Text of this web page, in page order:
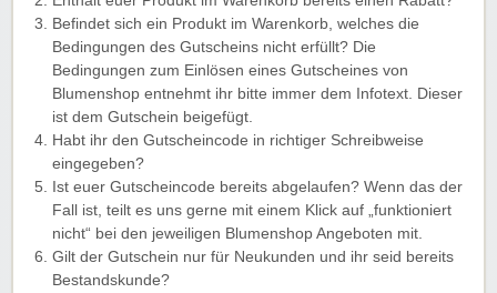
Befindet sich ein Produkt im Warenkorb, welches die
Bedingungen des Gutscheins nicht erfüllt? Die
Bedingungen zum Einlösen eines Gutscheines von
Blumenshop entnehmt ihr bitte immer dem Infotext. Dieser
ist dem Gutschein beigefügt.
Habt ihr den Gutscheincode in richtiger Schreibweise
eingegeben?
Ist euer Gutscheincode bereits abgelaufen? Wenn das der
Fall ist, teilt es uns gerne mit einem Klick auf „funktioniert
nicht“ bei den jeweiligen Blumenshop Angeboten mit.
Gilt der Gutschein nur für Neukunden und ihr seid bereits
Bestandskunde?